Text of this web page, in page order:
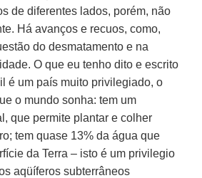
de diferentes lados, porém, não
Há avanços e recuos, como,
do desmatamento e na
O que eu tenho dito e escrito
é um país muito privilegiado, o
o mundo sonha: tem um
que permite plantar e colher
tem quase 13% da água que
da Terra – isto é um privilegio
aqüíferos subterrâneos